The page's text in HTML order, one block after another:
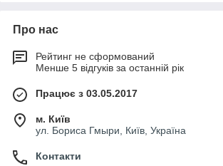
Про нас
Рейтинг не сформований
Менше 5 відгуків за останній рік
Працює з 03.05.2017
м. Київ
ул. Бориса Гмыри, Київ, Україна
Контакти